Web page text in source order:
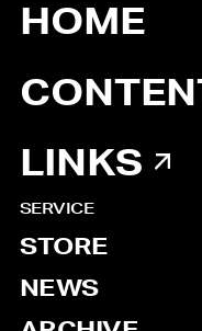
HOME
LINKS
SERVICE
STORE
NEWS